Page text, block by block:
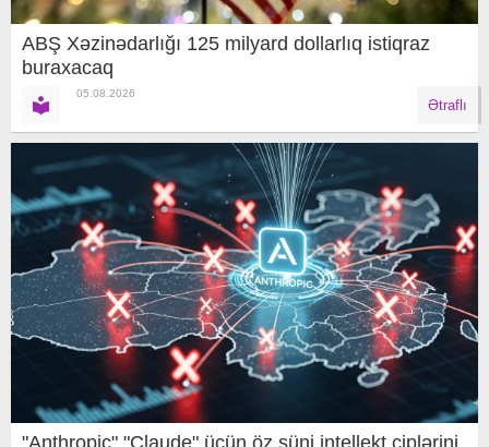
ABŞ Xəzinədarlığı 125 milyard dollarlıq istiqraz
buraxacaq
05.08.2026
Ətraflı
"Anthropic" "Claude" üçün öz süni intellekt çiplərini